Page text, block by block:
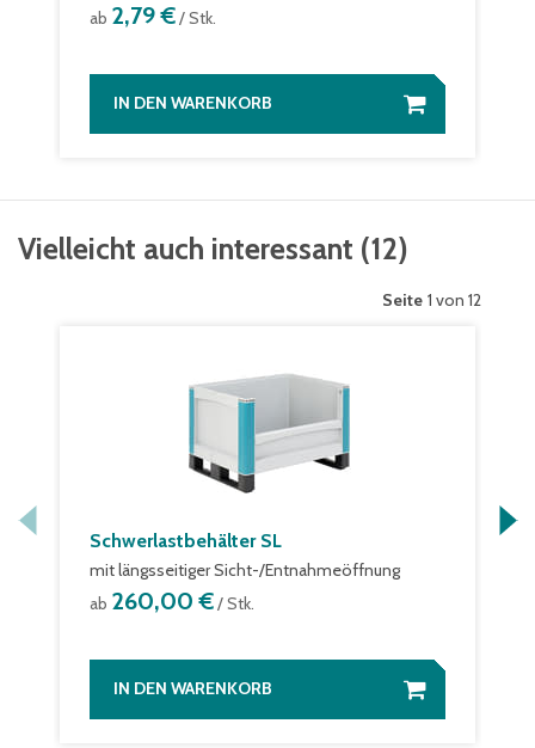
ab 2,79 €/ Stk.
IN DEN WARENKORB
Vielleicht auch interessant (12)
Seite 1 von 12
Schwerlastbehälter SL
mit längsseitiger Sicht-/Entnahmeöffnung
ab 260,00 €/ Stk.
IN DEN WARENKORB